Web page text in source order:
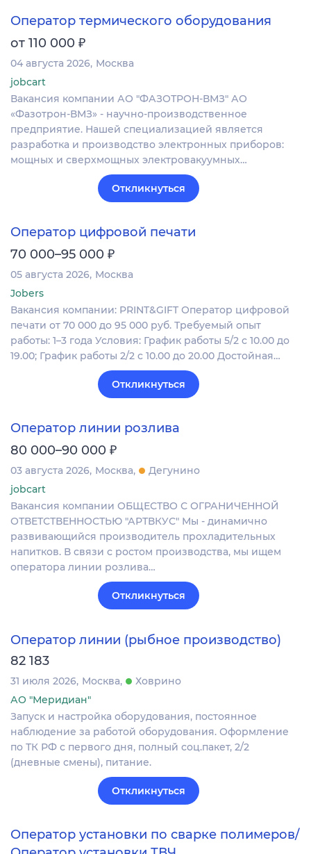
Оператор термического оборудования
от 110 000 ₽
04 августа 2026 Москва
jobcart
Вакансия компании АО "ФАЗОТРОН-ВМЗ" АО
«Фазотрон-ВМЗ» - научно-производственное
предприятие. Нашей специализацией является
разработка и производство электронных приборов:
мощных и сверхмощных электровакуумных…
Откликнуться
Оператор цифровой печати
70 000–95 000 ₽
05 августа 2026 Москва
Jobers
Вакансия компании: PRINT&GIFT Оператор цифровой
печати от 70 000 до 95 000 руб. Требуемый опыт
работы: 1–3 года Условия: График работы 5/2 с 10.00 до
19.00; График работы 2/2 c 10.00 до 20.00 Достойная…
Откликнуться
Оператор линии розлива
80 000–90 000 ₽
03 августа 2026 Москва
Дегунино
jobcart
Вакансия компании ОБЩЕСТВО С ОГРАНИЧЕННОЙ
ОТВЕТСТВЕННОСТЬЮ "АРТВКУС" Мы - динамично
развивающийся производитель прохладительных
напитков. В связи с ростом производства, мы ищем
оператора линии розлива…
Откликнуться
Оператор линии (рыбное производство)
82 183
31 июля 2026 Москва
Ховрино
АО "Меридиан"
Запуск и настройка оборудования, постоянное
наблюдение за работой оборудования. Оформление
по ТК РФ с первого дня, полный соц.пакет, 2/2
(дневные смены), питание.
Откликнуться
Оператор установки по сварке полимеров/